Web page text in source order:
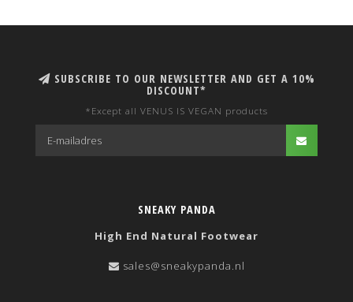
SUBSCRIBE TO OUR NEWSLETTER AND GET A 10%
DISCOUNT*
*Except all VENUS IS VEGAN products
SNEAKY PANDA
High End Natural Footwear
sales@sneakypanda.nl